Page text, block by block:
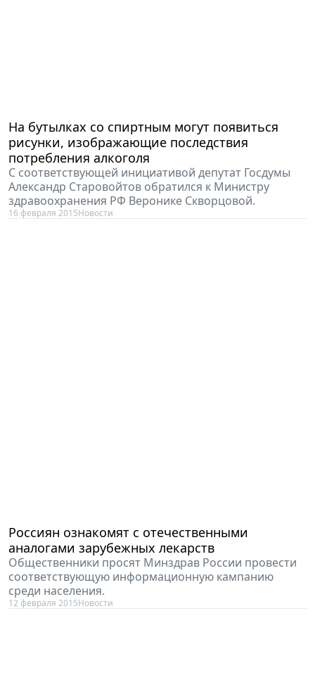
На бутылках со спиртным могут появиться
рисунки, изображающие последствия
потребления алкоголя
С соответствующей инициативой депутат Госдумы
Александр Старовойтов обратился к Министру
здравоохранения РФ Веронике Скворцовой.
16 февраля 2015Новости
Россиян ознакомят с отечественными
аналогами зарубежных лекарств
Общественники просят Минздрав России провести
соответствующую информационную кампанию
среди населения.
12 февраля 2015Новости